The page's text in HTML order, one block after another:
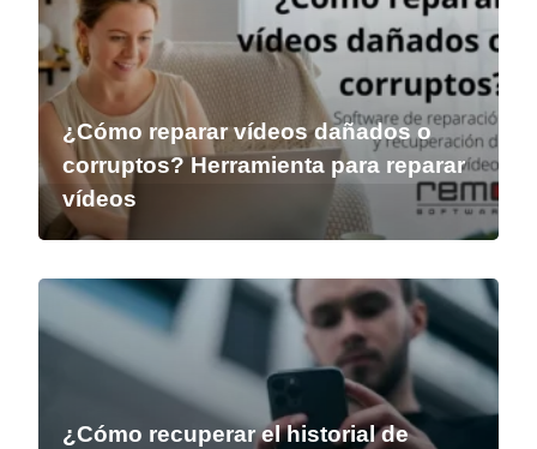
¿Cómo reparar vídeos dañados o
corruptos? Herramienta para reparar
vídeos
¿Cómo recuperar el historial de